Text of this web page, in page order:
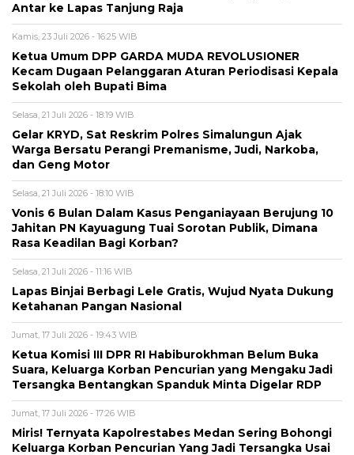
Antar ke Lapas Tanjung Raja
Kamis, 23 Juli 2026 - 16:25 WIB
Ketua Umum DPP GARDA MUDA REVOLUSIONER
Kecam Dugaan Pelanggaran Aturan Periodisasi Kepala
Sekolah oleh Bupati Bima
Selasa, 21 Juli 2026 - 18:19 WIB
Gelar KRYD, Sat Reskrim Polres Simalungun Ajak
Warga Bersatu Perangi Premanisme, Judi, Narkoba,
dan Geng Motor
Selasa, 21 Juli 2026 - 18:10 WIB
Vonis 6 Bulan Dalam Kasus Penganiayaan Berujung 10
Jahitan PN Kayuagung Tuai Sorotan Publik, Dimana
Rasa Keadilan Bagi Korban?
Selasa, 21 Juli 2026 - 11:16 WIB
Lapas Binjai Berbagi Lele Gratis, Wujud Nyata Dukung
Ketahanan Pangan Nasional
Jumat, 17 Juli 2026 - 19:43 WIB
Ketua Komisi III DPR RI Habiburokhman Belum Buka
Suara, Keluarga Korban Pencurian yang Mengaku Jadi
Tersangka Bentangkan Spanduk Minta Digelar RDP
Jumat, 17 Juli 2026 - 17:26 WIB
Miris! Ternyata Kapolrestabes Medan Sering Bohongi
Keluarga Korban Pencurian Yang Jadi Tersangka Usai